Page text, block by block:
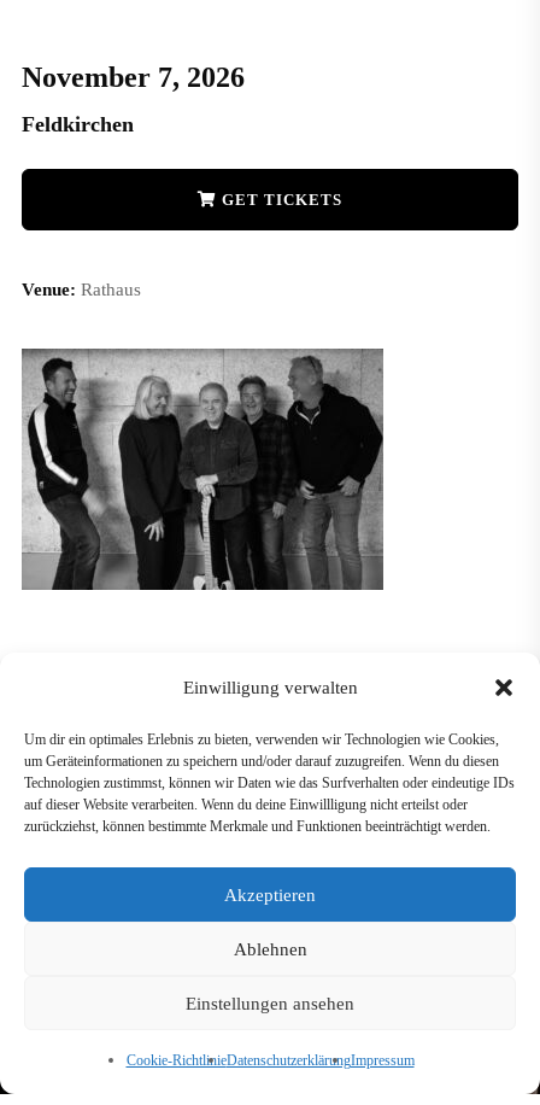
Einwilligung verwalten
Um dir ein optimales Erlebnis zu bieten, verwenden wir Technologien wie Cookies,
um Geräteinformationen zu speichern und/oder darauf zuzugreifen. Wenn du diesen
Technologien zustimmst, können wir Daten wie das Surfverhalten oder eindeutige IDs
auf dieser Website verarbeiten. Wenn du deine Einwillligung nicht erteilst oder
zurückziehst, können bestimmte Merkmale und Funktionen beeinträchtigt werden.
Akzeptieren
Ablehnen
Einstellungen ansehen
Cookie-RichtlinieDatenschutzerklärungImpressum
November 7, 2026
Feldkirchen
GET TICKETS
Venue: Rathaus
GÜNTHER SIGL